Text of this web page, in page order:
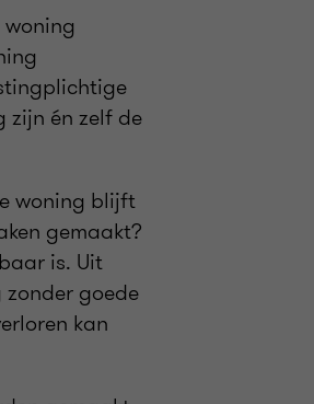
zijn én zelf de
woning blijft
gemaakt?
is. Uit
goede
kan